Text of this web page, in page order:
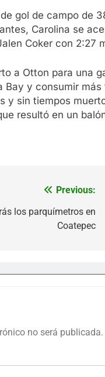
gol de campo de
Carolina se
Coker con 2:27
a Otton para una
Bay y consumir
y sin tiempos
resultó en un
Previous:
los parquímetros en
Coatepec
no será publicada.